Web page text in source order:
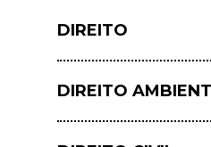
DIREITO
DIREITO